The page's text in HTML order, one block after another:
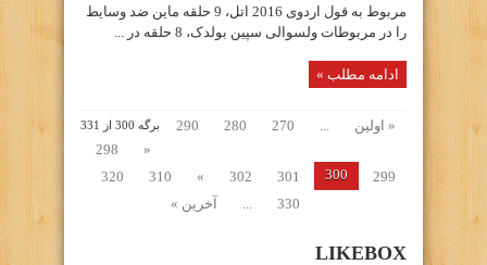
مربوط به قول اردوی 2016 اتل، 9 حلقه ماین ضد وسایط
را در مربوطات ولسوالی سپین بولدک، 8 حلقه در ...
ادامه مطلب »
برگه 300 از 331 « اولین 270
280
290
«
298
299
300
301
302
»
310
320
330
آخرین »
LIKEBOX